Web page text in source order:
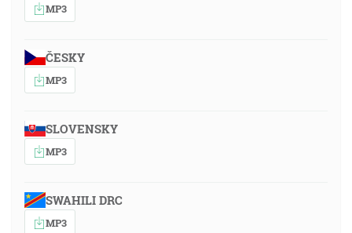
MP3
ČESKY
MP3
SLOVENSKY
MP3
SWAHILI DRC
MP3